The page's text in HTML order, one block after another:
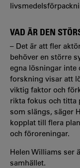
VAD ÄR DEN
– Det är att fler
behöver en större
egna lösningar inte
forskning visar att
viktig faktor och
rikta fokus och titta
som slängs, säger
kopplat till flera
och föroreningar.
Helen Williams ser
samhället.